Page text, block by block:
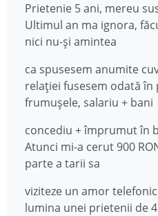
Prietenie 5 ani, mereu
Ultimul an ma ignora,
nici nu-și amintea
ca spusesem anumite
relației fusesem odată în
frumușele, salariu + bani
concediu + împrumut în
Atunci mi-a cerut 900
parte a tarii sa
viziteze un amor
lumina unei prietenii de